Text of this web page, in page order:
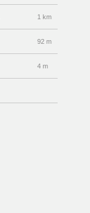
1 km
92 m
4 m